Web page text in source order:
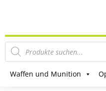
Products
search
Waffen und Munition